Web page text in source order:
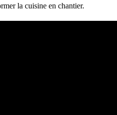
la cuisine en chantier.